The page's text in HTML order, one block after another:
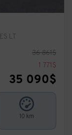
LT
36 861$
1 771$
35 090$
10 km